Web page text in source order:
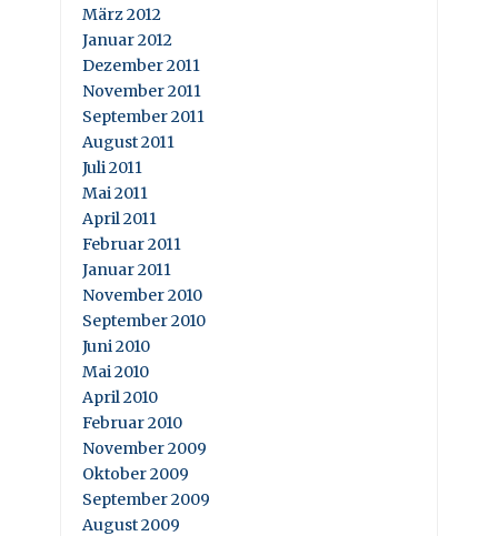
März 2012
Januar 2012
Dezember 2011
November 2011
September 2011
August 2011
Juli 2011
Mai 2011
April 2011
Februar 2011
Januar 2011
November 2010
September 2010
Juni 2010
Mai 2010
April 2010
Februar 2010
November 2009
Oktober 2009
September 2009
August 2009